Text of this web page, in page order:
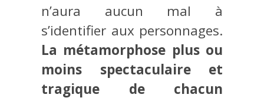
n’aura aucun mal à
s’identifier aux personnages.
La métamorphose plus ou
moins spectaculaire et
tragique de chacun